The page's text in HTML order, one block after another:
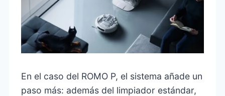
En el caso del ROMO P, el sistema añade un
paso más: además del limpiador estándar,